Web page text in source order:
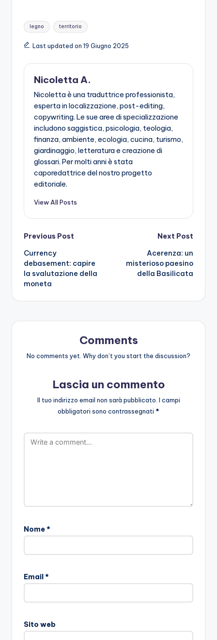
Tags:
legno territorio
Last updated on 19 Giugno 2025
Nicoletta A.
Nicoletta è una traduttrice professionista,
esperta in localizzazione, post-editing,
copywriting. Le sue aree di specializzazione
includono saggistica, psicologia, teologia,
finanza, ambiente, ecologia, cucina, turismo,
giardinaggio, letteratura e creazione di
glossari. Per molti anni è stata
caporedattrice del nostro progetto
editoriale.
View All Posts
Post
navigation
Previous Post
Currency
debasement: capire
la svalutazione della
moneta
Next Post
Acerenza: un
misterioso paesino
della Basilicata
Comments
No comments yet. Why don’t you start the discussion?
Lascia un commento
Il tuo indirizzo email non sarà pubblicato. I campi
obbligatori sono contrassegnati *
Nome*
Email*
Sito web